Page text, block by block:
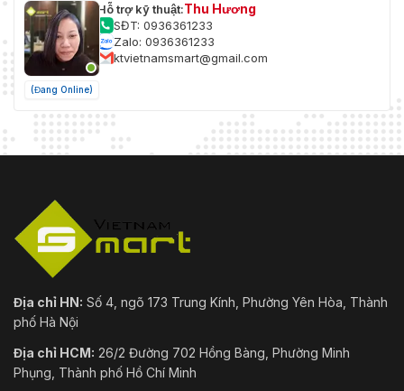
(Đang Online)
Hỗ trợ kỹ thuật:Thu Hương
SĐT: 0936361233
Zalo: 0936361233
ktvietnamsmart@gmail.com
Địa chỉ HN: Số 4, ngõ 173 Trung Kính, Phường Yên Hòa, Thành
phố Hà Nội
Địa chỉ HCM: 26/2 Đường 702 Hồng Bàng, Phường Minh
Phụng, Thành phố Hồ Chí Minh